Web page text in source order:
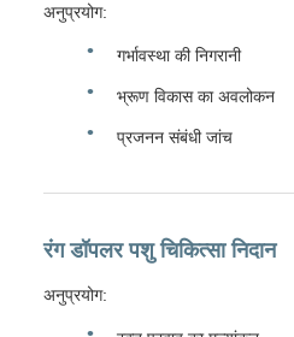
अनुप्रयोग:
गर्भावस्था की निगरानी
भ्रूण विकास का अवलोकन
प्रजनन संबंधी जांच
रंग डॉपलर पशु चिकित्सा निदान
अनुप्रयोग: